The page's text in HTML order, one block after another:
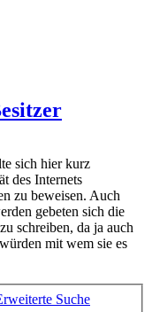
sich hier kurz
des Internets
zu beweisen. Auch
gebeten sich die
schreiben, da ja auch
mit wem sie es
Suche